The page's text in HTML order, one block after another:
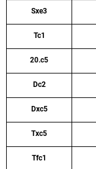
Sxe3
Tc1
20.c5
Dc2
Dxc5
Txc5
Tfc1